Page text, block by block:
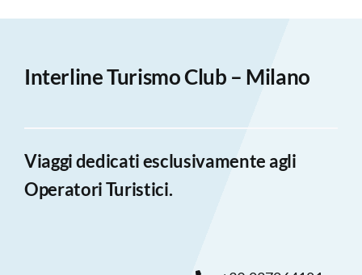
Interline Turismo Club – Milano
Viaggi dedicati esclusivamente agli
Operatori Turistici.